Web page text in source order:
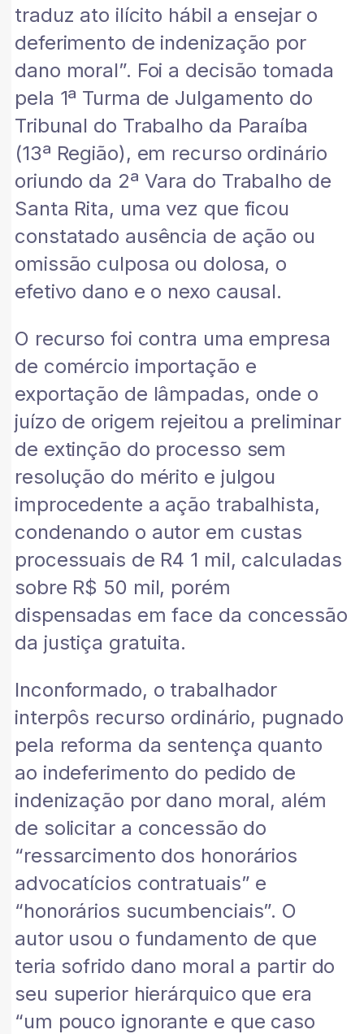
traduz ato ilícito hábil a ensejar o
deferimento de indenização por
dano moral”. Foi a decisão tomada
pela 1ª Turma de Julgamento do
Tribunal do Trabalho da Paraíba
(13ª Região), em recurso ordinário
oriundo da 2ª Vara do Trabalho de
Santa Rita, uma vez que ficou
constatado ausência de ação ou
omissão culposa ou dolosa, o
efetivo dano e o nexo causal.
O recurso foi contra uma empresa
de comércio importação e
exportação de lâmpadas, onde o
juízo de origem rejeitou a preliminar
de extinção do processo sem
resolução do mérito e julgou
improcedente a ação trabalhista,
condenando o autor em custas
processuais de R4 1 mil, calculadas
sobre R$ 50 mil, porém
dispensadas em face da concessão
da justiça gratuita.
Inconformado, o trabalhador
interpôs recurso ordinário, pugnado
pela reforma da sentença quanto
ao indeferimento do pedido de
indenização por dano moral, além
de solicitar a concessão do
“ressarcimento dos honorários
advocatícios contratuais” e
“honorários sucumbenciais”. O
autor usou o fundamento de que
teria sofrido dano moral a partir do
seu superior hierárquico que era
“um pouco ignorante e que caso